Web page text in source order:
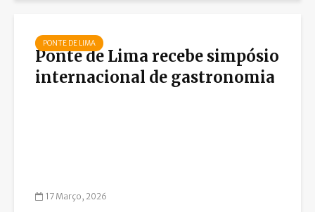
PONTE DE LIMA
Ponte de Lima recebe simpósio
internacional de gastronomia
17 Março, 2026